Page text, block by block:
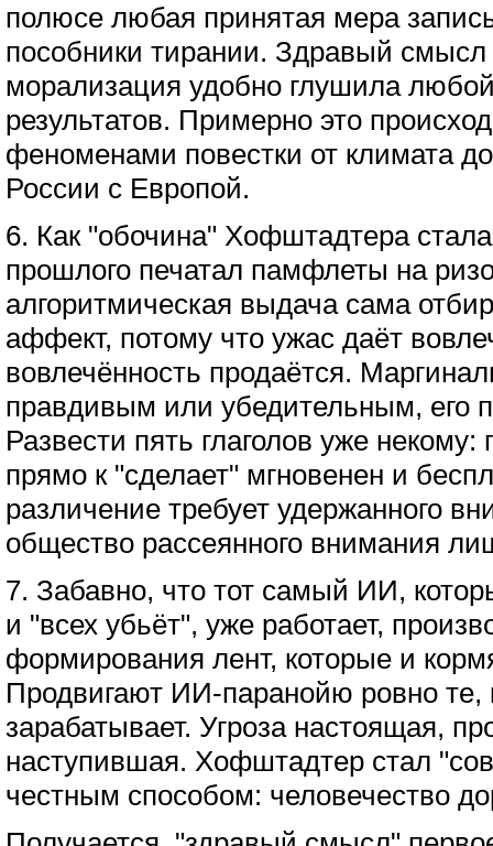
полюсе любая принятая мера
пособники тирании. Здравый смысл
морализация удобно глушила
результатов. Примерно это
феноменами повестки от климата
России с Европой.
6. Как "обочина" Хофштадтера
прошлого печатал памфлеты на
алгоритмическая выдача сама
аффект, потому что ужас даёт
вовлечённость продаётся.
правдивым или убедительным, его
Развести пять глаголов уже
прямо к "сделает" мгновенен и
различение требует удержанного
общество рассеянного внимания
7. Забавно, что тот самый ИИ,
и "всех убьёт", уже работает,
формирования лент, которые и
Продвигают ИИ-паранойю ровно те,
зарабатывает. Угроза настоящая,
наступившая. Хофштадтер стал
честным способом: человечество